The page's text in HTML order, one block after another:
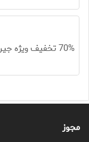
70% تخفیف ویژه جین وست + خرید در4 قسطه
مجوز